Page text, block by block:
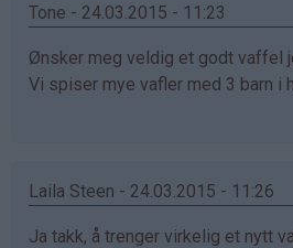
Tone - 24.03.2015 - 11:23
Ønsker meg veldig et godt vaffel
Vi spiser mye vafler med 3 barn i
Laila Steen - 24.03.2015 - 11:26
Ja takk, å trenger virkelig et nytt